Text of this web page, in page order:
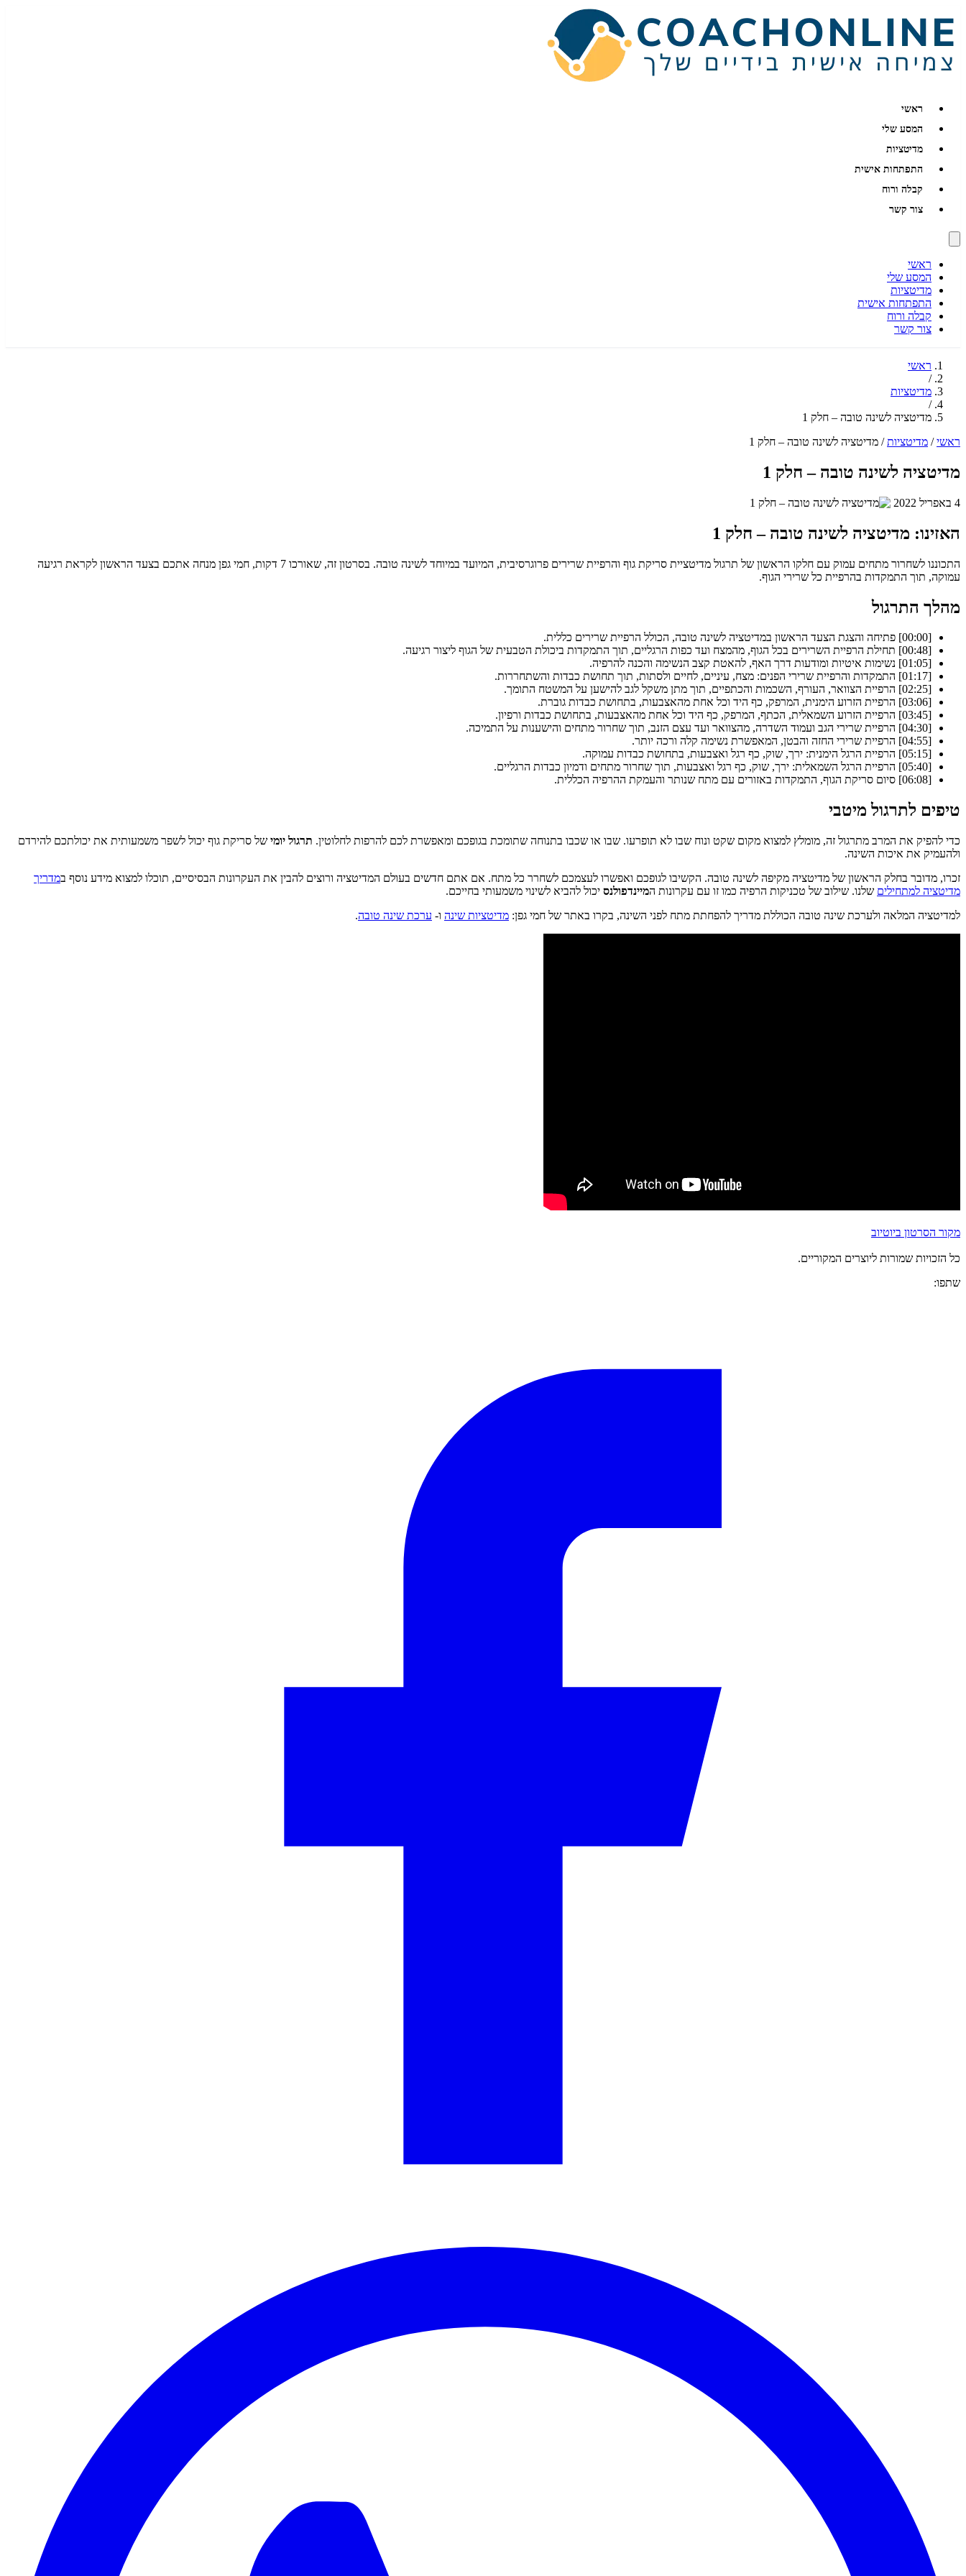
ראשי
המסע שלי
מדיטציות
התפתחות אישית
קבלה ורוח
צור קשר
ראשי
המסע שלי
מדיטציות
התפתחות אישית
קבלה ורוח
צור קשר
ראשי
/
מדיטציות
/
מדיטציה לשינה טובה – חלק 1
ראשי / מדיטציות / מדיטציה לשינה טובה – חלק 1
מדיטציה לשינה טובה – חלק 1
4 באפריל 2022
האזינו: מדיטציה לשינה טובה – חלק 1
התכוננו לשחרור מתחים עמוק עם חלקו הראשון של תרגול מדיטציית סריקת גוף והרפיית שרירים פרוגרסיבית, המיועד במיוחד לשינה טובה. בסרטון זה, שאורכו 7 דקות, חמי גפן מנחה אתכם בצעד הראשון לקראת רגיעה
עמוקה, תוך התמקדות בהרפיית כל שרירי הגוף.
מהלך התרגול
[00:00] פתיחה והצגת הצעד הראשון במדיטציה לשינה טובה, הכולל הרפיית שרירים כללית.
[00:48] תחילת הרפיית השרירים בכל הגוף, מהמצח ועד כפות הרגליים, תוך התמקדות ביכולת הטבעית של הגוף ליצור רגיעה.
[01:05] נשימות איטיות ומודעות דרך האף, להאטת קצב הנשימה והכנה להרפיה.
[01:17] התמקדות והרפיית שרירי הפנים: מצח, עיניים, לחיים ולסתות, תוך תחושת כבדות והשתחררות.
[02:25] הרפיית הצוואר, העורף, השכמות והכתפיים, תוך מתן משקל לגב להישען על המשטח התומך.
[03:06] הרפיית הזרוע הימנית, המרפק, כף היד וכל אחת מהאצבעות, בתחושת כבדות גוברת.
[03:45] הרפיית הזרוע השמאלית, הכתף, המרפק, כף היד וכל אחת מהאצבעות, בתחושת כבדות ורפיון.
[04:30] הרפיית שרירי הגב ועמוד השדרה, מהצוואר ועד עצם הזנב, תוך שחרור מתחים והישענות על התמיכה.
[04:55] הרפיית שרירי החזה והבטן, המאפשרת נשימה קלה ורכה יותר.
[05:15] הרפיית הרגל הימנית: ירך, שוק, כף רגל ואצבעות, בתחושת כבדות עמוקה.
[05:40] הרפיית הרגל השמאלית: ירך, שוק, כף רגל ואצבעות, תוך שחרור מתחים ודמיון כבדות הרגליים.
[06:08] סיום סריקת הגוף, התמקדות באזורים עם מתח שנותר והעמקת ההרפיה הכללית.
טיפים לתרגול מיטבי
כדי להפיק את המרב מתרגול זה, מומלץ למצוא מקום שקט ונוח שבו לא תופרעו. שבו או שכבו בתנוחה שתומכת בגופכם ומאפשרת לכם להרפות לחלוטין. תרגול יומי של סריקת גוף יכול לשפר משמעותית את יכולתכם להירדם
ולהעמיק את איכות השינה.
זכרו, מדובר בחלק הראשון של מדיטציה מקיפה לשינה טובה. הקשיבו לגופכם ואפשרו לעצמכם לשחרר כל מתח. אם אתם חדשים בעולם המדיטציה ורוצים להבין את העקרונות הבסיסיים, תוכלו למצוא מידע נוסף במדריך
מדיטציה למתחילים שלנו. שילוב של טכניקות הרפיה כמו זו עם עקרונות המיינדפולנס יכול להביא לשינוי משמעותי בחייכם.
למדיטציה המלאה ולערכת שינה טובה הכוללת מדריך להפחתת מתח לפני השינה, בקרו באתר של חמי גפן: מדיטציות שינה ו- ערכת שינה טובה.
מקור הסרטון ביוטיוב
כל הזכויות שמורות ליוצרים המקוריים.
שתפו: